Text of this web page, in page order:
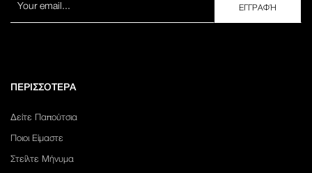
ΠΕΡΙΣΣΟΤΕΡΑ
Δείτε Παπούτσια
Ποιοι Είμαστε
Στείλτε Μήνυμα